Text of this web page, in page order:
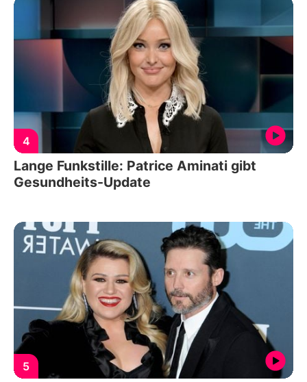
4
Lange Funkstille: Patrice Aminati gibt
Gesundheits-Update
5